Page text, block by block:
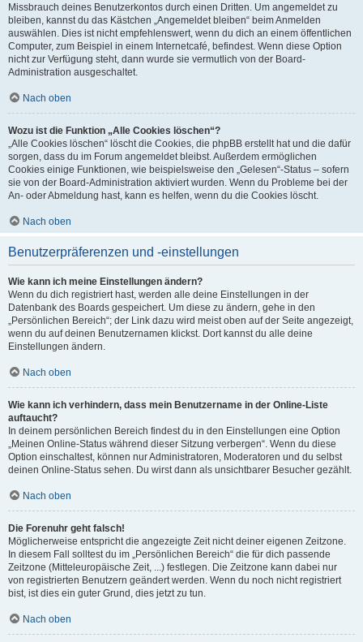
Missbrauch deines Benutzerkontos durch einen Dritten. Um angemeldet zu
bleiben, kannst du das Kästchen „Angemeldet bleiben“ beim Anmelden
auswählen. Dies ist nicht empfehlenswert, wenn du dich an einem öffentlichen
Computer, zum Beispiel in einem Internetcafé, befindest. Wenn diese Option
nicht zur Verfügung steht, dann wurde sie vermutlich von der Board-
Administration ausgeschaltet.
Nach oben
Wozu ist die Funktion „Alle Cookies löschen“?
„Alle Cookies löschen“ löscht die Cookies, die phpBB erstellt hat und die dafür
sorgen, dass du im Forum angemeldet bleibst. Außerdem ermöglichen
Cookies einige Funktionen, wie beispielsweise den „Gelesen“-Status – sofern
sie von der Board-Administration aktiviert wurden. Wenn du Probleme bei der
An- oder Abmeldung hast, kann es helfen, wenn du die Cookies löscht.
Nach oben
Benutzerpräferenzen und -einstellungen
Wie kann ich meine Einstellungen ändern?
Wenn du dich registriert hast, werden alle deine Einstellungen in der
Datenbank des Boards gespeichert. Um diese zu ändern, gehe in den
„Persönlichen Bereich“; der Link dazu wird meist oben auf der Seite angezeigt,
wenn du auf deinen Benutzernamen klickst. Dort kannst du alle deine
Einstellungen ändern.
Nach oben
Wie kann ich verhindern, dass mein Benutzername in der Online-Liste
auftaucht?
In deinem persönlichen Bereich findest du in den Einstellungen eine Option
„Meinen Online-Status während dieser Sitzung verbergen“. Wenn du diese
Option einschaltest, können nur Administratoren, Moderatoren und du selbst
deinen Online-Status sehen. Du wirst dann als unsichtbarer Besucher gezählt.
Nach oben
Die Forenuhr geht falsch!
Möglicherweise entspricht die angezeigte Zeit nicht deiner eigenen Zeitzone.
In diesem Fall solltest du im „Persönlichen Bereich“ die für dich passende
Zeitzone (Mitteleuropäische Zeit, ...) festlegen. Die Zeitzone kann dabei nur
von registrierten Benutzern geändert werden. Wenn du noch nicht registriert
bist, ist dies ein guter Grund, dies jetzt zu tun.
Nach oben